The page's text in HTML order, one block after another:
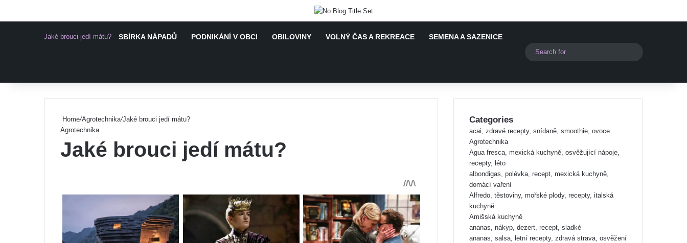
Jaké brouci jedí mátu? SBÍRKA NÁPADŮ PODNIKÁNÍ V OBCI OBILOVINY VOLNÝ ČAS A REKREACE SEMENA A SAZENICE
Switch skin
Home/Agrotechnika/Jaké brouci jedí mátu?
Agrotechnika
Jaké brouci jedí mátu?
Categories
acai, zdravé recepty, snídaně, smoothie, ovoce
Agrotechnika
Agua fresca, mexická kuchyně, osvěžující nápoje,
recepty, léto
albondigas, polévka, recept, mexická kuchyně,
domácí vaření
Alfredo, těstoviny, mořské plody, recepty, italská
kuchyně
Amišská kuchyně
ananas, nákyp, dezert, recept, sladké
ananas, salsa, letní recepty, zdravá strava, osvěžení